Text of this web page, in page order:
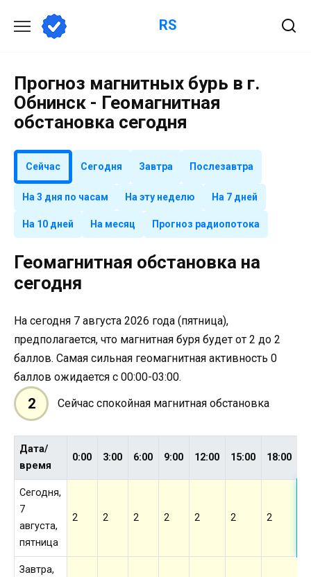
содержанию
RS
Прогноз магнитных бурь в г.
Обнинск - Геомагнитная
обстановка сегодня
Сейчас Сегодня Завтра Послезавтра
На 3 дня по часам На эту неделю На 7 дней
На 10 дней На месяц Прогноз радиопотока
Геомагнитная обстановка на
сегодня
На сегодня 7 августа 2026 года (пятница),
предполагается, что магнитная буря будет от 2 до 2
баллов. Самая сильная геомагнитная активность 0
баллов ожидается с 00:00-03:00.
2 Сейчас спокойная магнитная обстановка
Дата/
время
0:00 3:00 6:00 9:00 12:00 15:00 18:00
Сегодня,
7
августа,
пятница
2 2 2 2 2 2 2
Завтра,